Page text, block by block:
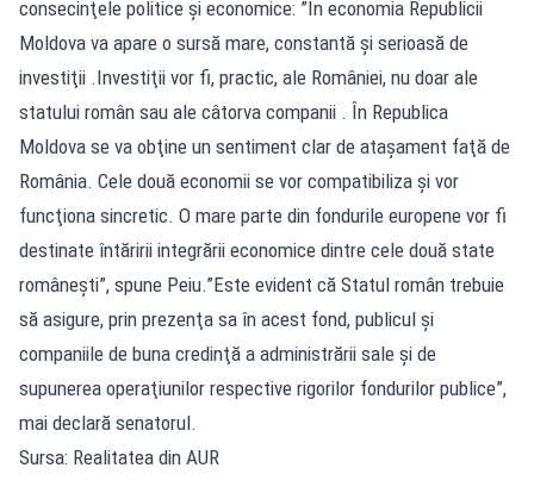
consecinţele politice şi economice: ”În economia Republicii
Moldova va apare o sursă mare, constantă şi serioasă de
investiţii .Investiţii vor fi, practic, ale României, nu doar ale
statului român sau ale câtorva companii . În Republica
Moldova se va obţine un sentiment clar de ataşament faţă de
România. Cele două economii se vor compatibiliza şi vor
funcţiona sincretic. O mare parte din fondurile europene vor fi
destinate întăririi integrării economice dintre cele două state
româneşti”, spune Peiu.”Este evident că Statul român trebuie
să asigure, prin prezenţa sa în acest fond, publicul şi
companiile de buna credinţă a administrării sale şi de
supunerea operaţiunilor respective rigorilor fondurilor publice”,
mai declară senatorul.
Sursa: Realitatea din AUR